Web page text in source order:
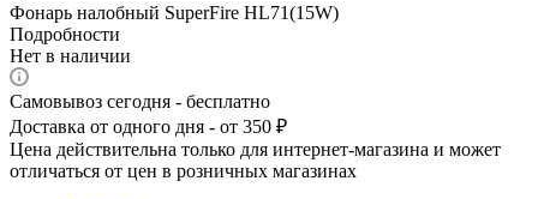
Фонарь налобный SuperFire HL71(15W)
Подробности
Нет в наличии
Самовывоз сегодня - бесплатно
Доставка от одного дня - от 350 ₽
Цена действительна только для интернет-магазина и может
отличаться от цен в розничных магазинах